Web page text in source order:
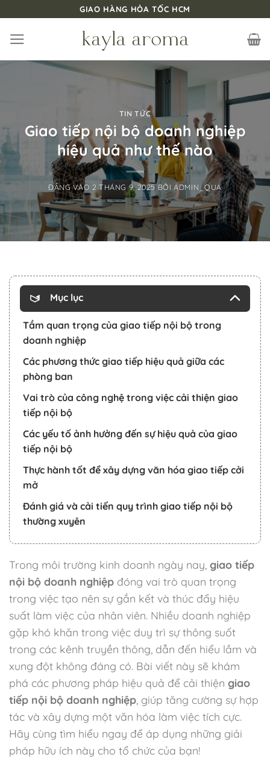
nội
dung
GIAO HÀNG HỎA TỐC HCM
TIN TỨC
Giao tiếp nội bộ doanh nghiệp
hiệu quả như thế nào
ĐĂNG VÀO 2 THÁNG 9, 2025 BỞIADMIN_QUA
Mục lục
Tầm quan trọng của giao tiếp nội bộ trong
doanh nghiệp
Các phương thức giao tiếp hiệu quả giữa các
phòng ban
Vai trò của công nghệ trong việc cải thiện giao
tiếp nội bộ
Các yếu tố ảnh hưởng đến sự hiệu quả của giao
tiếp nội bộ
Thực hành tốt để xây dựng văn hóa giao tiếp cởi
mở
Đánh giá và cải tiến quy trình giao tiếp nội bộ
thường xuyên
Trong môi trường kinh doanh ngày nay, giao tiếp
nội bộ doanh nghiệp đóng vai trò quan trọng
trong việc tạo nên sự gắn kết và thúc đẩy hiệu
suất làm việc của nhân viên. Nhiều doanh nghiệp
gặp khó khăn trong việc duy trì sự thông suốt
trong các kênh truyền thông, dẫn đến hiểu lầm và
xung đột không đáng có. Bài viết này sẽ khám
phá các phương pháp hiệu quả để cải thiện giao
tiếp nội bộ doanh nghiệp , giúp tăng cường sự hợp
tác và xây dựng một văn hóa làm việc tích cực.
Hãy cùng tìm hiểu ngay để áp dụng những giải
pháp hữu ích này cho tổ chức của bạn!